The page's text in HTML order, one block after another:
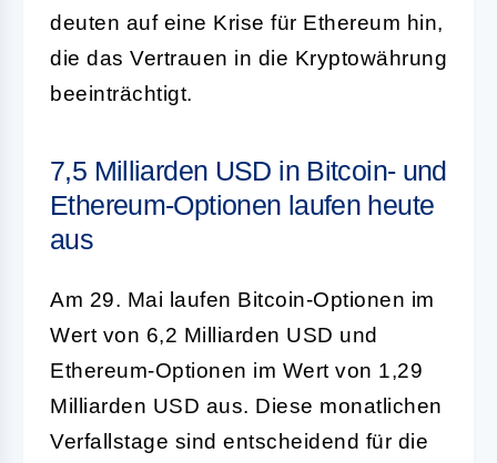
deuten auf eine Krise für Ethereum hin,
die das Vertrauen in die Kryptowährung
beeinträchtigt.
7,5 Milliarden USD in Bitcoin- und
Ethereum-Optionen laufen heute
aus
Am 29. Mai laufen Bitcoin-Optionen im
Wert von 6,2 Milliarden USD und
Ethereum-Optionen im Wert von 1,29
Milliarden USD aus. Diese monatlichen
Verfallstage sind entscheidend für die